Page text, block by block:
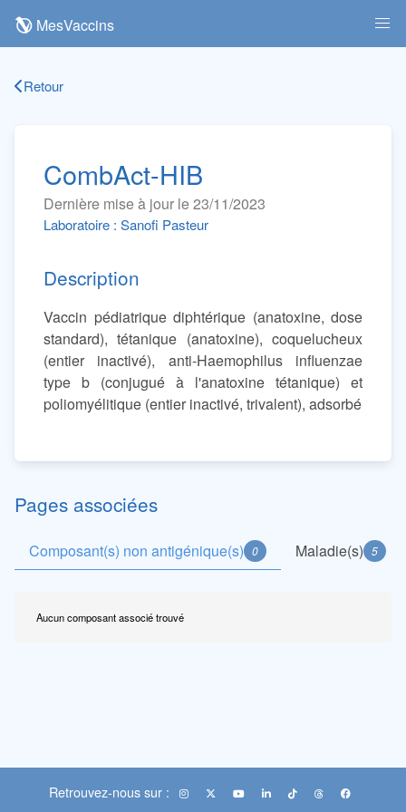
MesVaccins
Retour
CombAct-HIB
Dernière mise à jour le 23/11/2023
Laboratoire : Sanofi Pasteur
Description
Vaccin pédiatrique diphtérique (anatoxine, dose
standard), tétanique (anatoxine), coquelucheux
(entier inactivé), anti-Haemophilus influenzae
type b (conjugué à l'anatoxine tétanique) et
poliomyélitique (entier inactivé, trivalent), adsorbé
Pages associées
Composant(s) non antigénique(s) 0 Maladie(s) 5
Aucun composant associé trouvé
Retrouvez-nous sur :